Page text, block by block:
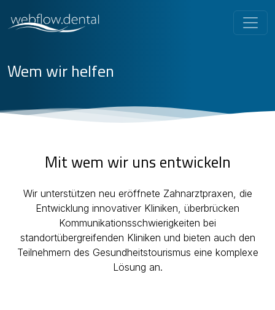
Wem wir helfen
Mit wem wir uns entwickeln
Wir unterstützen neu eröffnete Zahnarztpraxen, die
Entwicklung innovativer Kliniken, überbrücken
Kommunikationsschwierigkeiten bei
standortübergreifenden Kliniken und bieten auch den
Teilnehmern des Gesundheitstourismus eine komplexe
Lösung an.